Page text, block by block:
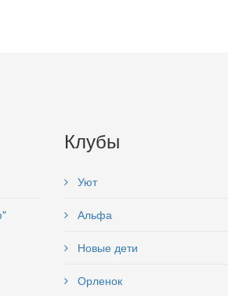
Клубы
Уют
Альфа
Новые дети
Орленок